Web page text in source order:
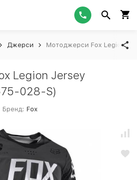
Джерси Мотоджерси Fox Legion
Legion Jersey
028-S)
Бренд: Fox